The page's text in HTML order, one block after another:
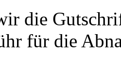
die
für die